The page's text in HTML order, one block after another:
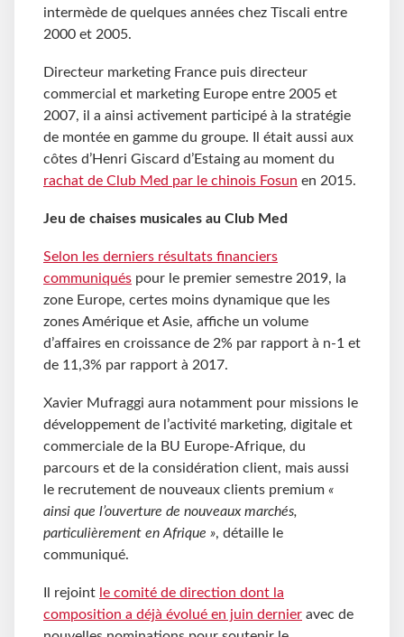
intermède de quelques années chez Tiscali entre
2000 et 2005.
Directeur marketing France puis directeur
commercial et marketing Europe entre 2005 et
2007, il a ainsi activement participé à la stratégie
de montée en gamme du groupe. Il était aussi aux
côtes d’Henri Giscard d’Estaing au moment du
rachat de Club Med par le chinois Fosun en 2015.
Jeu de chaises musicales au Club Med
Selon les derniers résultats financiers
communiqués pour le premier semestre 2019, la
zone Europe, certes moins dynamique que les
zones Amérique et Asie, affiche un volume
d’affaires en croissance de 2% par rapport à n-1 et
de 11,3% par rapport à 2017.
Xavier Mufraggi aura notamment pour missions le
développement de l’activité marketing, digitale et
commerciale de la BU Europe-Afrique, du
parcours et de la considération client, mais aussi
le recrutement de nouveaux clients premium «
ainsi que l’ouverture de nouveaux marchés,
particulièrement en Afrique », détaille le
communiqué.
Il rejoint le comité de direction dont la
composition a déjà évolué en juin dernier avec de